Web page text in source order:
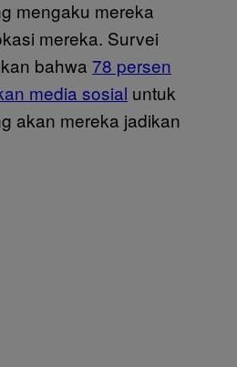
mengaku mereka
mereka. Survei
bahwa 78 persen
media sosial untuk
akan mereka jadikan